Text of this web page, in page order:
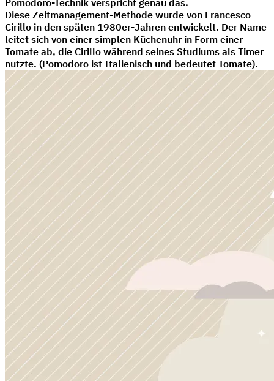
Pomodoro-Technik verspricht genau das.
Diese Zeitmanagement-Methode wurde von Francesco
Cirillo in den späten 1980er-Jahren entwickelt. Der Name
leitet sich von einer simplen Küchenuhr in Form einer
Tomate ab, die Cirillo während seines Studiums als Timer
nutzte. (Pomodoro ist Italienisch und bedeutet Tomate).